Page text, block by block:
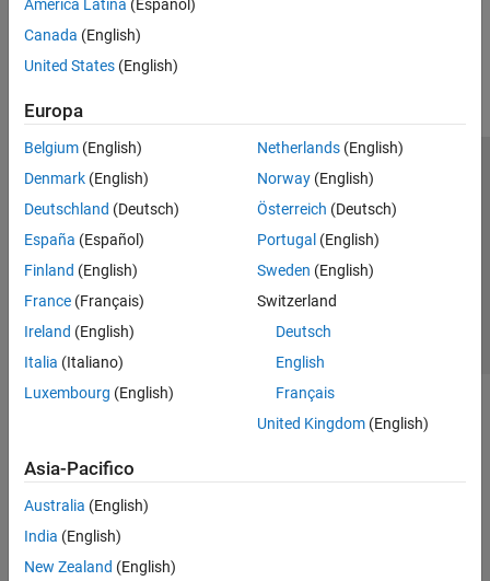
América Latina (Español)
Canada (English)
United States (English)
Europa
Belgium (English)
Denmark (English)
Deutschland (Deutsch)
España (Español)
Finland (English)
France (Français)
Ireland (English)
Italia (Italiano)
Luxembourg (English)
Netherlands(English)
Norway(English)
Österreich (Deutsch)
Portugal (English)
Sweden (English)
Switzerland
Deutsch
English
Français
United Kingdom(English)
Asia-Pacifico
Australia (English)
India (English)
New Zealand (English)
Centro di fiducia
Informativa sulla privacy
Antipirateria
Stato dell'applicazione
Contatti
© 1994-2026 The MathWorks, Inc.